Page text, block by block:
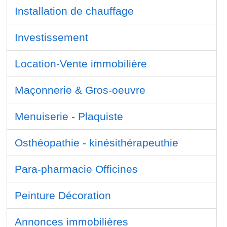
Installation de chauffage
Investissement
Location-Vente immobilière
Maçonnerie & Gros-oeuvre
Menuiserie - Plaquiste
Osthéopathie - kinésithérapeuthie
Para-pharmacie Officines
Peinture Décoration
Annonces immobilières